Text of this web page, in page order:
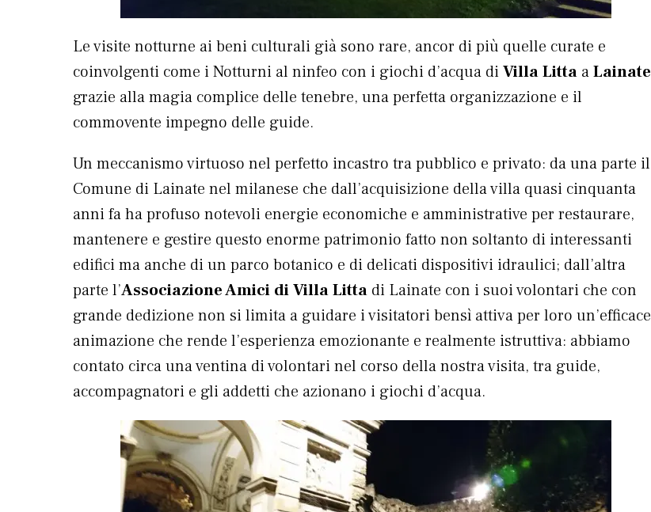
Le visite notturne ai beni culturali già sono rare, ancor di più quelle curate e
coinvolgenti come i Notturni al ninfeo con i giochi d’acqua diVilla Litta aLainate
grazie alla magia complice delle tenebre, una perfetta organizzazione e il
commovente impegno delle guide.
Un meccanismo virtuoso nel perfetto incastro tra pubblico e privato: da una parte il
Comune di Lainate nel milanese che dall’acquisizione della villa quasi cinquanta
anni fa ha profuso notevoli energie economiche e amministrative per restaurare,
mantenere e gestire questo enorme patrimonio fatto non soltanto di interessanti
edifici ma anche di un parco botanico e di delicati dispositivi idraulici; dall’altra
parte l’Associazione Amici di Villa Litta di Lainate con i suoi volontari che con
grande dedizione non si limita a guidare i visitatori bensì attiva per loro un’efficace
animazione che rende l’esperienza emozionante e realmente istruttiva: abbiamo
contato circa una ventina di volontari nel corso della nostra visita, tra guide,
accompagnatori e gli addetti che azionano i giochi d’acqua.